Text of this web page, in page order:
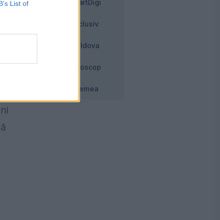
List of
SmartDigi
Exclusiv
Moldova
Horoscop
Vremea